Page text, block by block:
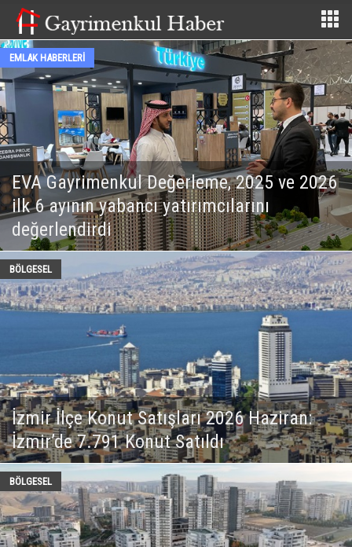
2025 ve 2026
Haziran:
Tarım arazilerinin
kullanılmasına ilişkin
ARSA - ARAZİ
Arsa Yatırımında Zirve
ARSA - ARAZİ
ARSA - ARAZİ